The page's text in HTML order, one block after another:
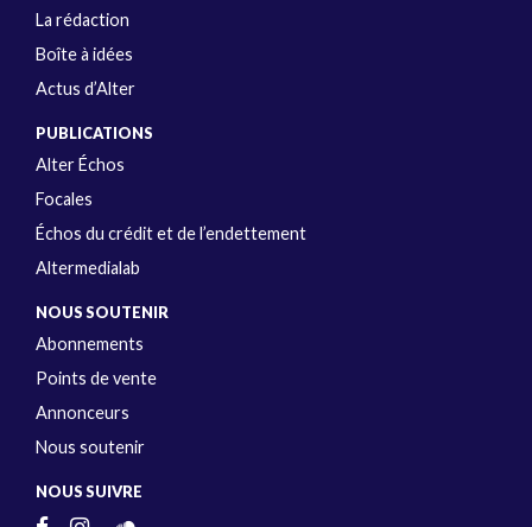
La rédaction
Boîte à idées
Actus d’Alter
PUBLICATIONS
Alter Échos
Focales
Échos du crédit et de l’endettement
Altermedialab
NOUS SOUTENIR
Abonnements
Points de vente
Annonceurs
Nous soutenir
NOUS SUIVRE